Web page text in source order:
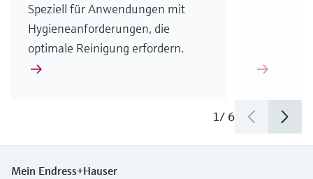
Speziell für Anwendungen mit
Hygieneanforderungen, die
optimale Reinigung erfordern.
1/ 6
Mein Endress+Hauser